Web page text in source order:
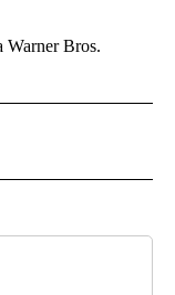
Bros.
NOTIFICATIONS ABOUT